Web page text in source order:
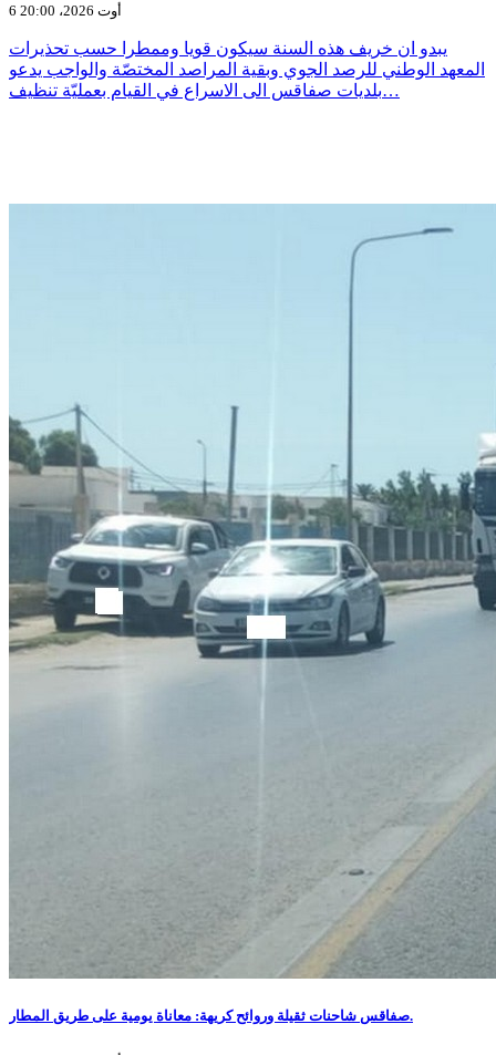
6 أوت 2026، 20:00
يبدو ان خريف هذه السنة سيكون قويا وممطرا حسب تحذيرات
المعهد الوطني للرصد الجوي وبقية المراصد المختصّة والواجب يدعو
بلديات صفاقس الى الاسراع في القيام بعمليّة تنظيف…
صفاقس شاحنات ثقيلة وروائح كريهة: معاناة يومية على طريق المطار.